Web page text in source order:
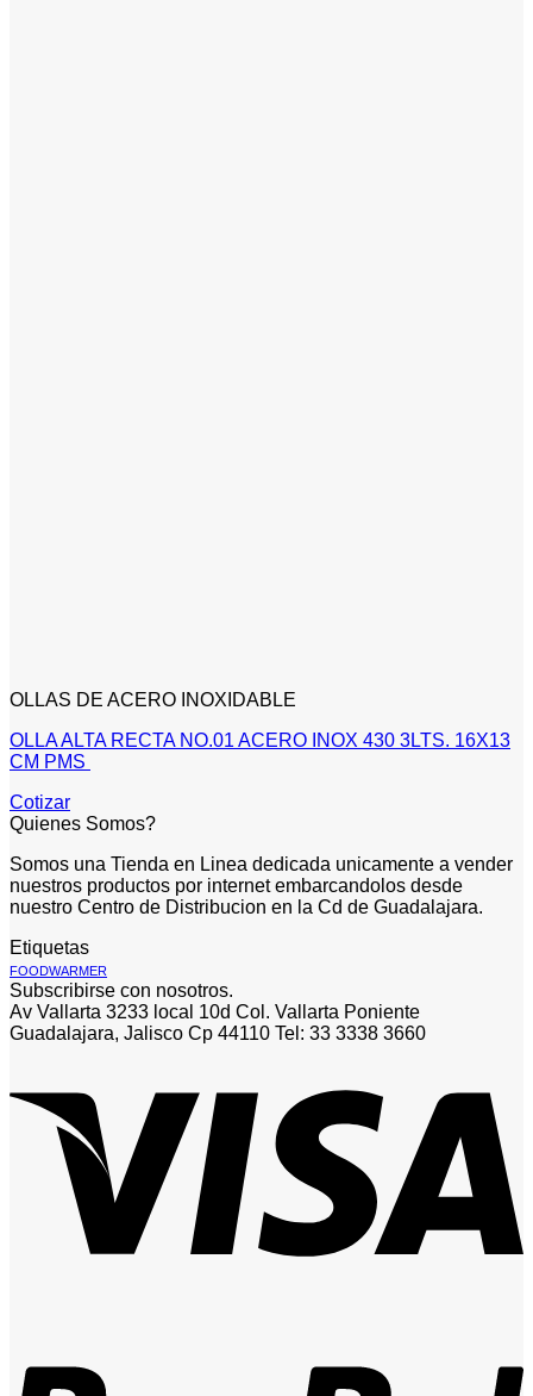
OLLAS DE ACERO INOXIDABLE
OLLA ALTA RECTA NO.01 ACERO INOX 430 3LTS. 16X13
CM PMS
Cotizar
Quienes Somos?
Somos una Tienda en Linea dedicada unicamente a vender
nuestros productos por internet embarcandolos desde
nuestro Centro de Distribucion en la Cd de Guadalajara.
Etiquetas
FOODWARMER
Subscribirse con nosotros.
Av Vallarta 3233 local 10d Col. Vallarta Poniente
Guadalajara, Jalisco Cp 44110 Tel: 33 3338 3660